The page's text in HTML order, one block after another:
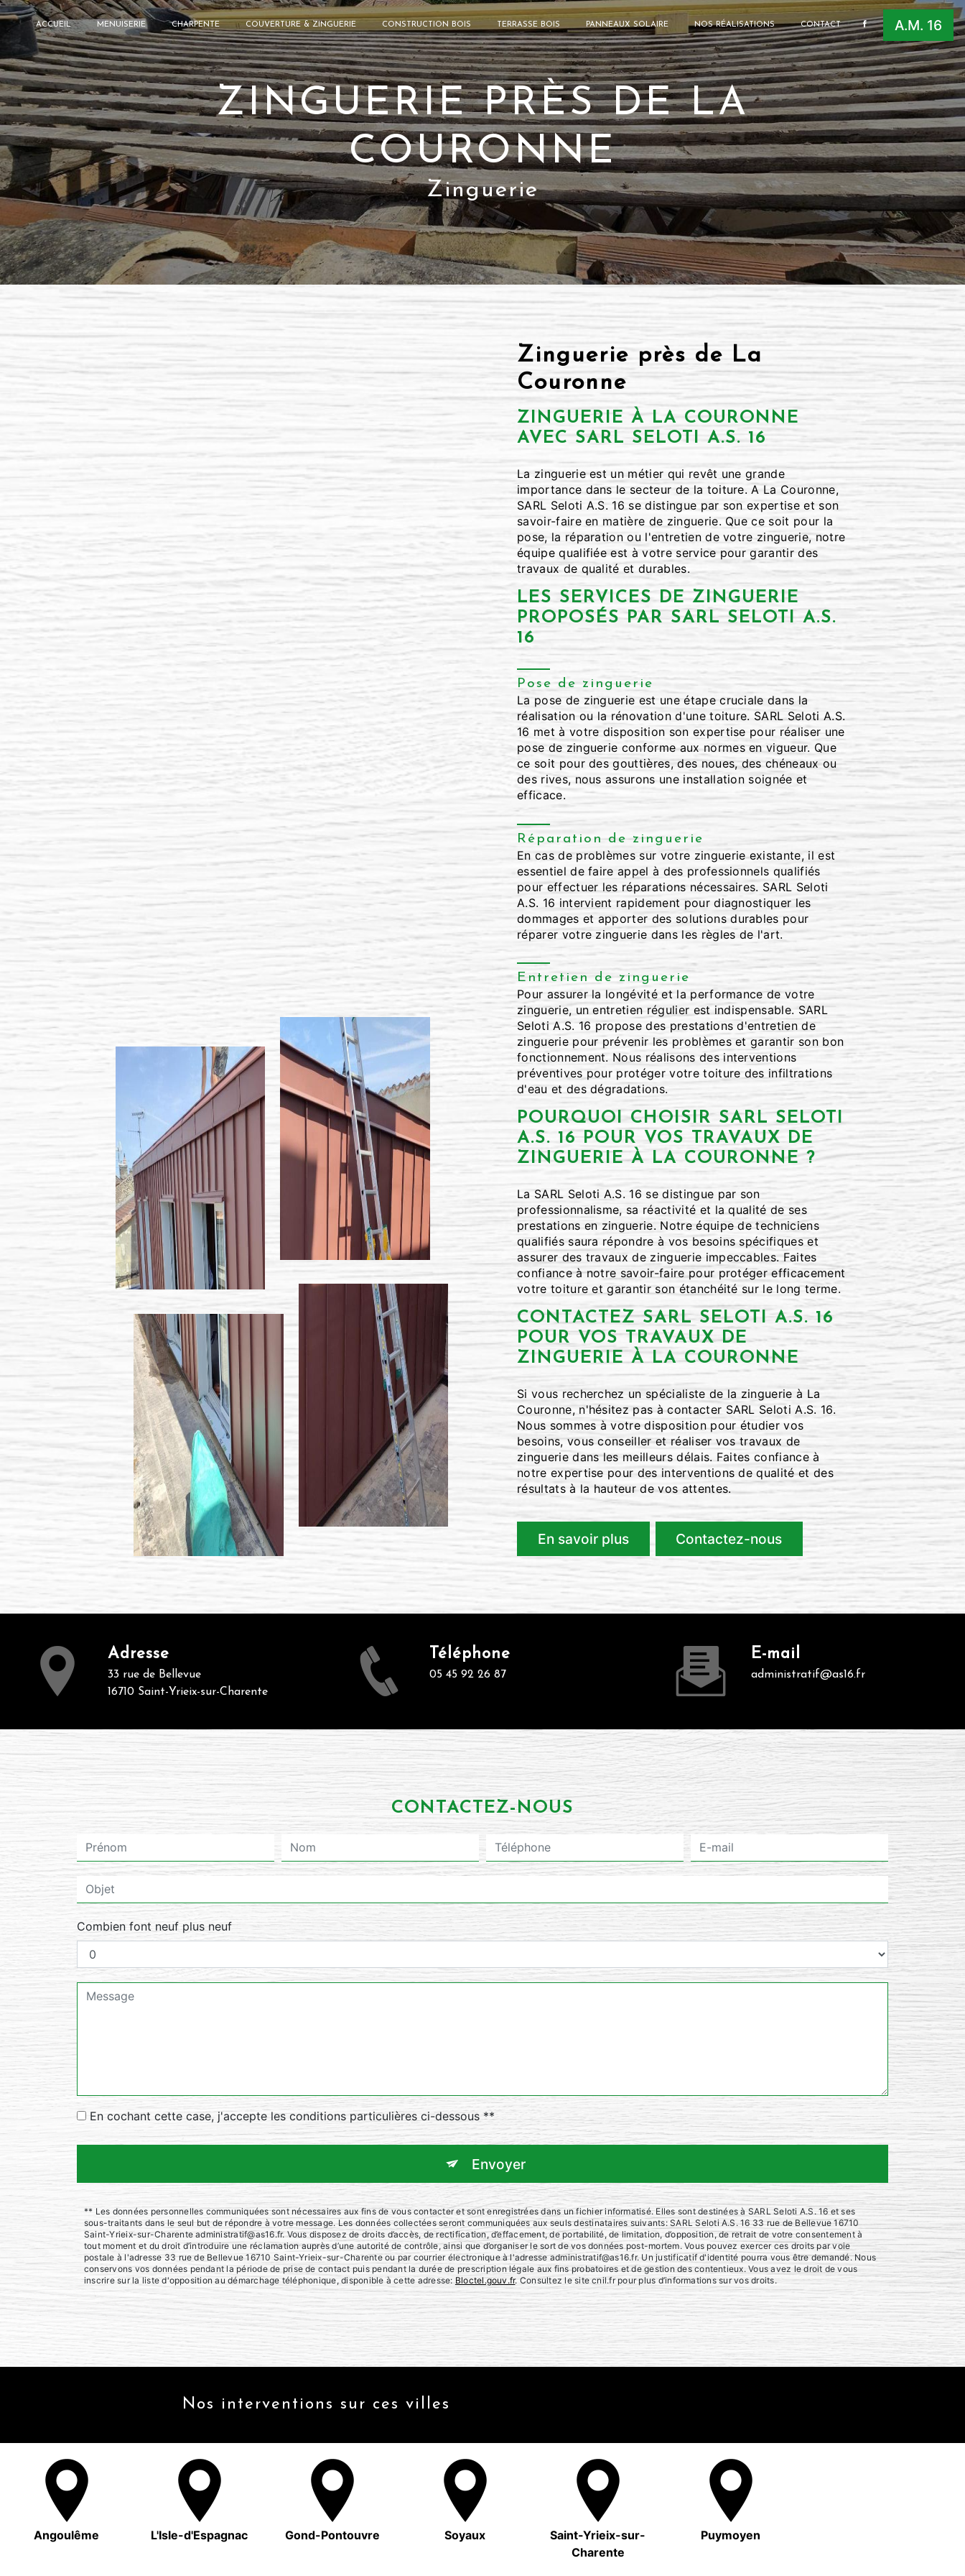
ACCUEIL MENUISERIE CHARPENTE COUVERTURE & ZINGUERIE CONSTRUCTION BOIS TERRASSE BOIS PANNEAUX SOLAIRE NOS RÉALISATIONS CONTACT A.M. 16
ZINGUERIE PRÈS DE LA
COURONNE
Zinguerie
Zinguerie près de La
Couronne
ZINGUERIE À LA COURONNE
AVEC SARL SELOTI A.S. 16
La zinguerie est un métier qui revêt une grande
importance dans le secteur de la toiture. A La Couronne,
SARL Seloti A.S. 16 se distingue par son expertise et son
savoir-faire en matière de zinguerie. Que ce soit pour la
pose, la réparation ou l'entretien de votre zinguerie, notre
équipe qualifiée est à votre service pour garantir des
travaux de qualité et durables.
LES SERVICES DE ZINGUERIE
PROPOSÉS PAR SARL SELOTI A.S.
16
Pose de zinguerie
La pose de zinguerie est une étape cruciale dans la
réalisation ou la rénovation d'une toiture. SARL Seloti A.S.
16 met à votre disposition son expertise pour réaliser une
pose de zinguerie conforme aux normes en vigueur. Que
ce soit pour des gouttières, des noues, des chéneaux ou
des rives, nous assurons une installation soignée et
efficace.
Réparation de zinguerie
En cas de problèmes sur votre zinguerie existante, il est
essentiel de faire appel à des professionnels qualifiés
pour effectuer les réparations nécessaires. SARL Seloti
A.S. 16 intervient rapidement pour diagnostiquer les
dommages et apporter des solutions durables pour
réparer votre zinguerie dans les règles de l'art.
Entretien de zinguerie
Pour assurer la longévité et la performance de votre
zinguerie, un entretien régulier est indispensable. SARL
Seloti A.S. 16 propose des prestations d'entretien de
zinguerie pour prévenir les problèmes et garantir son bon
fonctionnement. Nous réalisons des interventions
préventives pour protéger votre toiture des infiltrations
d'eau et des dégradations.
POURQUOI CHOISIR SARL SELOTI
A.S. 16 POUR VOS TRAVAUX DE
ZINGUERIE À LA COURONNE ?
La SARL Seloti A.S. 16 se distingue par son
professionnalisme, sa réactivité et la qualité de ses
prestations en zinguerie. Notre équipe de techniciens
qualifiés saura répondre à vos besoins spécifiques et
assurer des travaux de zinguerie impeccables. Faites
confiance à notre savoir-faire pour protéger efficacement
votre toiture et garantir son étanchéité sur le long terme.
CONTACTEZ SARL SELOTI A.S. 16
POUR VOS TRAVAUX DE
ZINGUERIE À LA COURONNE
Si vous recherchez un spécialiste de la zinguerie à La
Couronne, n'hésitez pas à contacter SARL Seloti A.S. 16.
Nous sommes à votre disposition pour étudier vos
besoins, vous conseiller et réaliser vos travaux de
zinguerie dans les meilleurs délais. Faites confiance à
notre expertise pour des interventions de qualité et des
résultats à la hauteur de vos attentes.
En savoir plus Contactez-nous
Adresse
33 rue de Bellevue
16710 Saint-Yrieix-sur-Charente
Téléphone
05 45 92 26 87
E-mail
administratif@as16.fr
CONTACTEZ-NOUS
Combien font neuf plus neuf
En cochant cette case, j'accepte les conditions particulières ci-dessous **
Envoyer
** Les données personnelles communiquées sont nécessaires aux fins de vous contacter et sont enregistrées dans un fichier informatisé. Elles sont destinées à SARL Seloti A.S. 16 et ses
sous-traitants dans le seul but de répondre à votre message. Les données collectées seront communiquées aux seuls destinataires suivants: SARL Seloti A.S. 16 33 rue de Bellevue 16710
Saint-Yrieix-sur-Charente administratif@as16.fr. Vous disposez de droits d’accès, de rectification, d’effacement, de portabilité, de limitation, d’opposition, de retrait de votre consentement à
tout moment et du droit d’introduire une réclamation auprès d’une autorité de contrôle, ainsi que d’organiser le sort de vos données post-mortem. Vous pouvez exercer ces droits par voie
postale à l'adresse 33 rue de Bellevue 16710 Saint-Yrieix-sur-Charente ou par courrier électronique à l'adresse administratif@as16.fr. Un justificatif d'identité pourra vous être demandé. Nous
conservons vos données pendant la période de prise de contact puis pendant la durée de prescription légale aux fins probatoires et de gestion des contentieux. Vous avez le droit de vous
inscrire sur la liste d'opposition au démarchage téléphonique, disponible à cette adresse: Bloctel.gouv.fr. Consultez le site cnil.fr pour plus d’informations sur vos droits.
Nos interventions sur ces villes
Angoulême L'Isle-d'Espagnac Gond-Pontouvre Soyaux
Saint-Yrieix-sur-
Charente
Puymoyen
Panneau de gestion des cookies